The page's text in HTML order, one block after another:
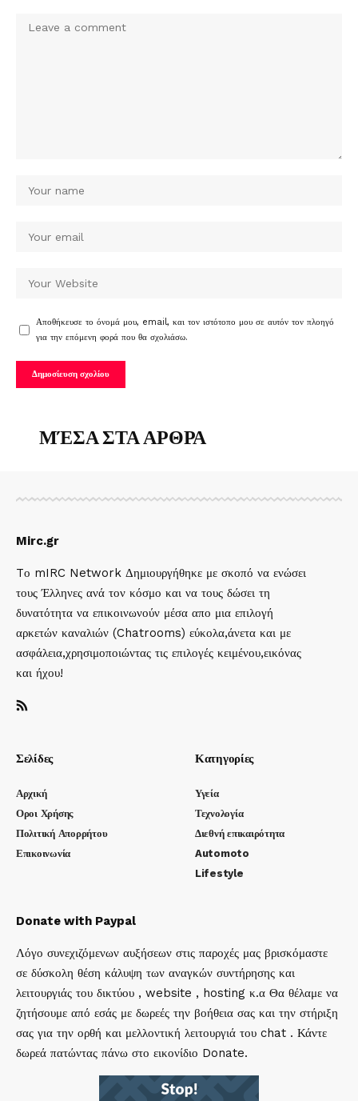
Αποθήκευσε το όνομά μου, email, και τον ιστότοπο μου σε αυτόν τον πλοηγό
για την επόμενη φορά που θα σχολιάσω.
ΜΈΣΑ ΣΤΑ ΑΡΘΡΑ
Mirc.gr
Tο mIRC Network Δημιουργήθηκε με σκοπό να ενώσει
τους Έλληνες ανά τον κόσμο και να τους δώσει τη
δυνατότητα να επικοινωνούν μέσα απο μια επιλογή
αρκετών καναλιών (Chatrooms) εύκολα,άνετα και με
ασφάλεια,χρησιμοποιώντας τις επιλογές κειμένου,εικόνας
και ήχου!
Σελίδες
Αρχική
Οροι Χρήσης
Πολιτική Απορρήτου
Επικοινωνία
Κατηγορίες
Υγεία
Τεχνολογία
Διεθνή επικαιρότητα
Automoto
Lifestyle
Donate with Paypal
Λόγο συνεχιζόμενων αυξήσεων στις παροχές μας βρισκόμαστε
σε δύσκολη θέση κάλυψη των αναγκών συντήρησης και
λειτουργιάς του δικτύου , website , hosting κ.α Θα θέλαμε να
ζητήσουμε από εσάς με δωρεές την βοήθεια σας και την στήριξη
σας για την ορθή και μελλοντική λειτουργιά του chat . Κάντε
δωρεά πατώντας πάνω στο εικονίδιο Donate.